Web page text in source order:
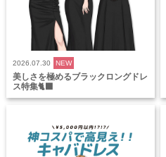
2026.07.30 NEW
美しさを極めるブラックロングドレ
ス特集🐈‍⬛